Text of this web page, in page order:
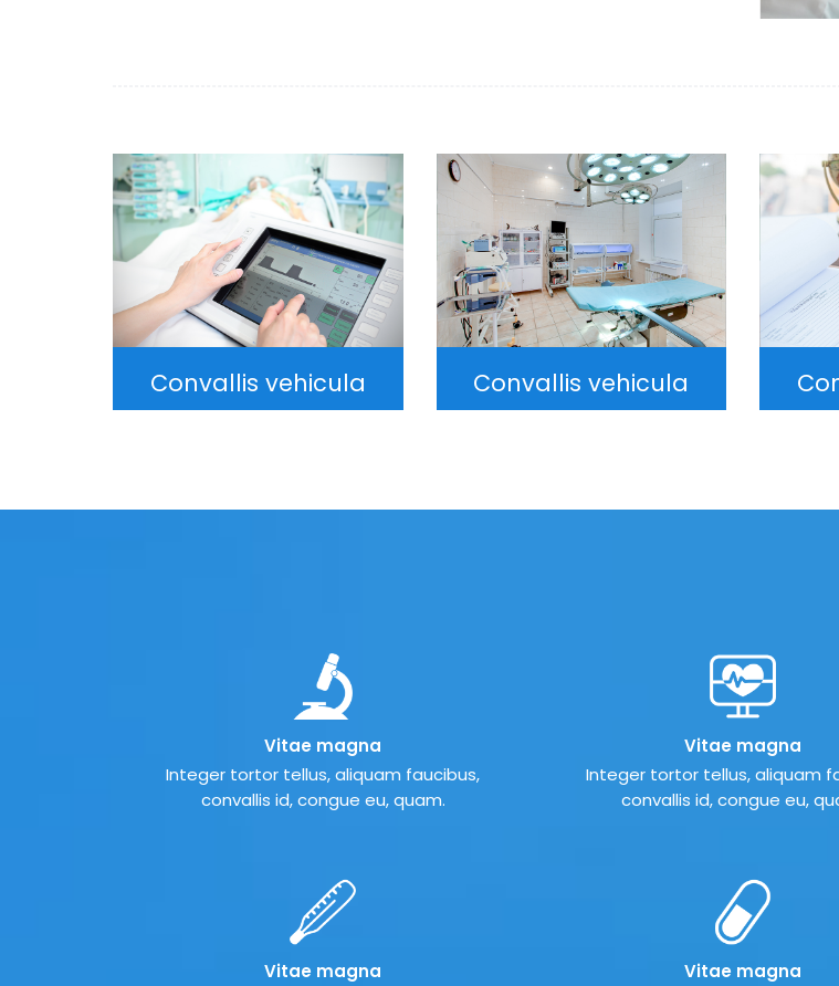
Convallis vehicula Convallis vehicula
Vitae magna
Integer tortor tellus, aliquam faucibus,
convallis id, congue eu, quam.
Vitae magna
Integer tortor tellus, aliquam
convallis id, congue eu,
Vitae magna
Vitae magna